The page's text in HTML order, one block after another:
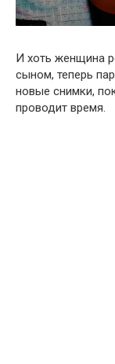
И хоть женщина
сыном, теперь
новые снимки,
проводит время.